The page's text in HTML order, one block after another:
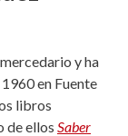
y ha
en Fuente
libros
de ellos Saber